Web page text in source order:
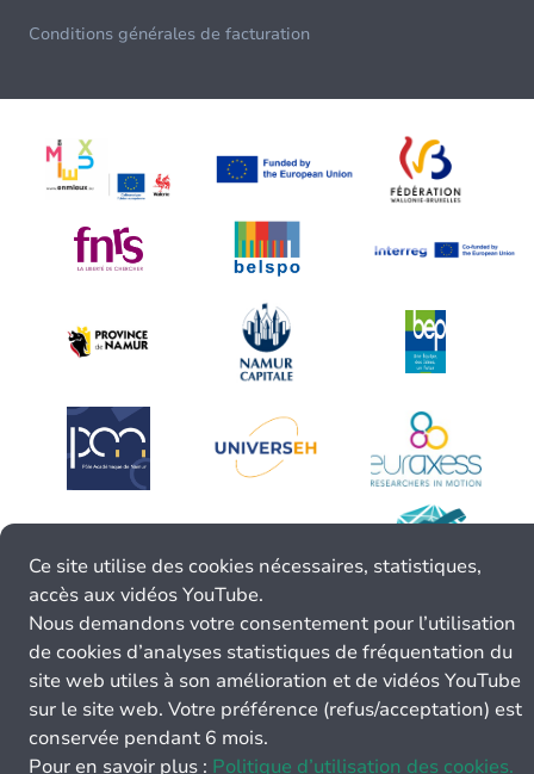
Conditions générales de facturation
Ce site utilise des cookies nécessaires, statistiques,
accès aux vidéos YouTube.
Nous demandons votre consentement pour l’utilisation
de cookies d’analyses statistiques de fréquentation du
site web utiles à son amélioration et de vidéos YouTube
sur le site web. Votre préférence (refus/acceptation) est
conservée pendant 6 mois.
Pour en savoir plus : Politique d’utilisation des cookies.